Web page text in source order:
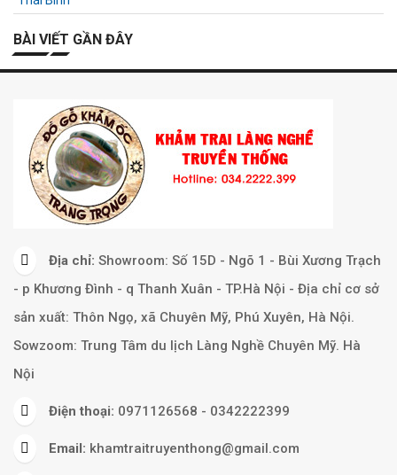
BÀI VIẾT GẦN ĐÂY
Địa chỉ: Showroom: Số 15D - Ngõ 1 - Bùi Xương Trạch
- p Khương Đình - q Thanh Xuân - TP.Hà Nội - Địa chỉ cơ sở
sản xuất: Thôn Ngọ, xã Chuyên Mỹ, Phú Xuyên, Hà Nội.
Sowzoom: Trung Tâm du lịch Làng Nghề Chuyên Mỹ. Hà
Nội
Điện thoại: 0971126568 - 0342222399
Email: khamtraitruyenthong@gmail.com